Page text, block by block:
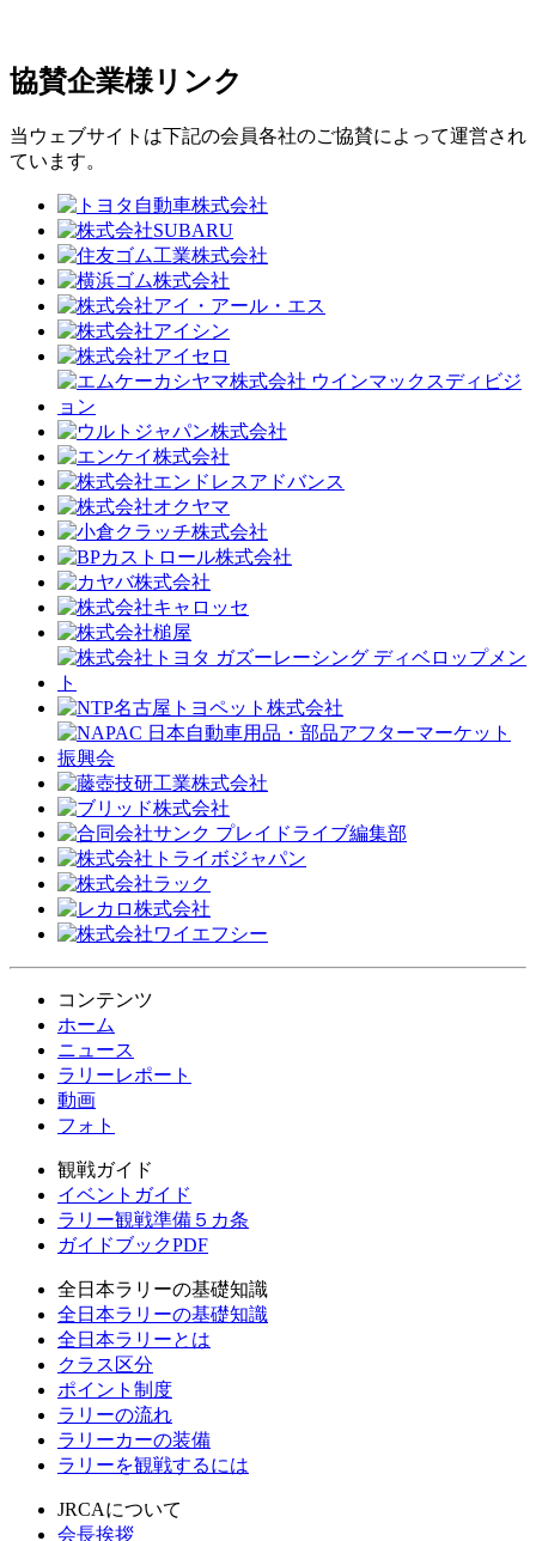
協賛企業様リンク
当ウェブサイトは下記の会員各社のご協賛によって運営され
ています。
コンテンツ
ホーム
ニュース
ラリーレポート
動画
フォト
観戦ガイド
イベントガイド
ラリー観戦準備５カ条
ガイドブックPDF
全日本ラリーの基礎知識
全日本ラリーの基礎知識
全日本ラリーとは
クラス区分
ポイント制度
ラリーの流れ
ラリーカーの装備
ラリーを観戦するには
JRCAについて
会長挨拶